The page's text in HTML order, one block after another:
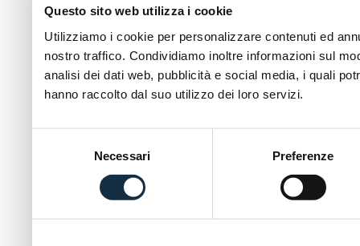
Questo sito web utilizza i cookie
Utilizziamo i cookie per personalizzare contenuti ed
nostro traffico. Condividiamo inoltre informazioni sul
analisi dei dati web, pubblicità e social media, i quali
hanno raccolto dal suo utilizzo dei loro servizi.
Necessari Preferenze